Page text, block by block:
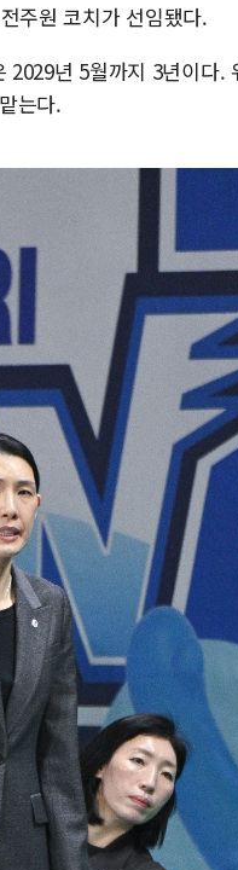
주원 코치가 선임됐다.
년 5월까지 3년이다.
는다.